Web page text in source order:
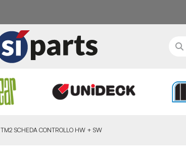
TM2 SCHEDA CONTROLLO HW + SW